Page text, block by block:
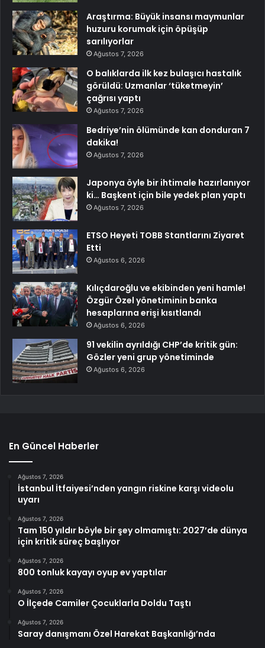
Araştırma: Büyük insansı maymunlar
huzuru korumak için öpüşüp
sarılıyorlar
Ağustos 7, 2026
O balıklarda ilk kez bulaşıcı hastalık
görüldü: Uzmanlar ‘tüketmeyin’
çağrısı yaptı
Ağustos 7, 2026
Bedriye’nin ölümünde kan donduran 7
dakika!
Ağustos 7, 2026
Japonya öyle bir ihtimale hazırlanıyor
ki… Başkent için bile yedek plan yaptı
Ağustos 7, 2026
ETSO Heyeti TOBB Stantlarını Ziyaret
Etti
Ağustos 6, 2026
Kılıçdaroğlu ve ekibinden yeni hamle!
Özgür Özel yönetiminin banka
hesaplarına erişi kısıtlandı
Ağustos 6, 2026
91 vekilin ayrıldığı CHP’de kritik gün:
Gözler yeni grup yönetiminde
Ağustos 6, 2026
En Güncel Haberler
Ağustos 7, 2026
İstanbul İtfaiyesi’nden yangın riskine karşı videolu
uyarı
Ağustos 7, 2026
Tam 150 yıldır böyle bir şey olmamıştı: 2027’de dünya
için kritik süreç başlıyor
Ağustos 7, 2026
800 tonluk kayayı oyup ev yaptılar
Ağustos 7, 2026
O İlçede Camiler Çocuklarla Doldu Taştı
Ağustos 7, 2026
Saray danışmanı Özel Harekat Başkanlığı’nda